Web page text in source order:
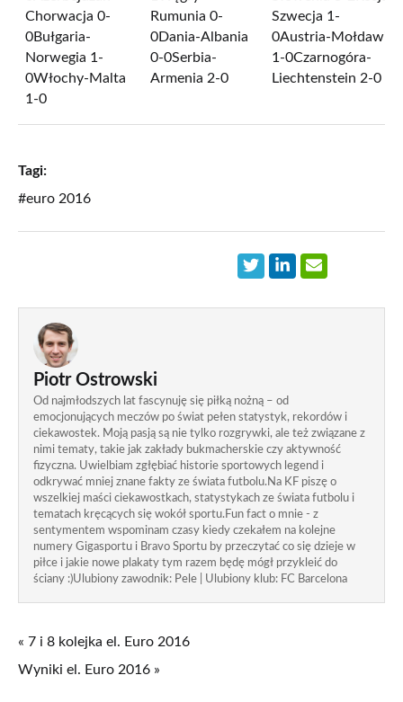
Chorwacja 0-
0Bułgaria-
Norwegia 1-
0Włochy-Malta
1-0
Rumunia 0-
0Dania-Albania
0-0Serbia-
Armenia 2-0
Szwecja 1-
0Austria-Mołdawia
1-0Czarnogóra-
Liechtenstein 2-0
Tagi:
#euro 2016
Piotr Ostrowski
Od najmłodszych lat fascynuję się piłką nożną – od
emocjonujących meczów po świat pełen statystyk, rekordów i
ciekawostek. Moją pasją są nie tylko rozgrywki, ale też związane z
nimi tematy, takie jak zakłady bukmacherskie czy aktywność
fizyczna. Uwielbiam zgłębiać historie sportowych legend i
odkrywać mniej znane fakty ze świata futbolu.Na KF piszę o
wszelkiej maści ciekawostkach, statystykach ze świata futbolu i
tematach kręcących się wokół sportu.Fun fact o mnie - z
sentymentem wspominam czasy kiedy czekałem na kolejne
numery Gigasportu i Bravo Sportu by przeczytać co się dzieje w
piłce i jakie nowe plakaty tym razem będę mógł przykleić do
ściany :)Ulubiony zawodnik: Pele | Ulubiony klub: FC Barcelona
« 7 i 8 kolejka el. Euro 2016
Wyniki el. Euro 2016 »